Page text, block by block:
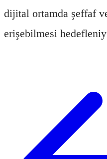
dijital ortamda şeffaf
erişebilmesi